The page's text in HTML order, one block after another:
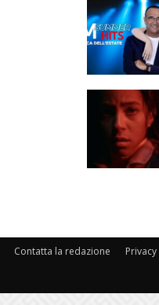
Contatta la redazione Privacy